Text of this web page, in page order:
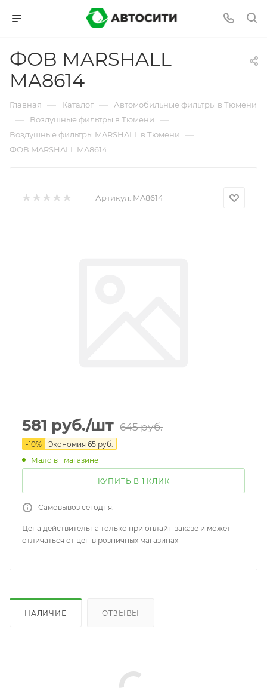
ФОВ MARSHALL
MA8614
Главная — Каталог — Автомобильные фильтры в Тюмени
— Воздушные фильтры в Тюмени —
Воздушные фильтры MARSHALL в Тюмени —
ФОВ MARSHALL MA8614
Артикул: MA8614
581 руб./шт 645руб.
-10% Экономия 65 руб.
Мало в 1 магазине
КУПИТЬ В 1 КЛИК
Самовывоз сегодня.
Цена действительна только при онлайн заказе и может
отличаться от цен в розничных магазинах
НАЛИЧИЕ ОТЗЫВЫ